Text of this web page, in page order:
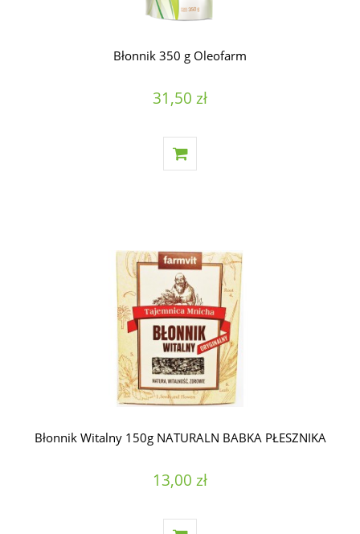
Błonnik 350 g Oleofarm
31,50 zł
Błonnik Witalny 150g NATURALN BABKA PŁESZNIKA
13,00 zł